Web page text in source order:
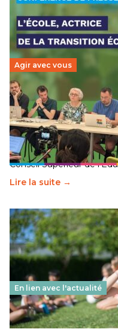
Agir avec vous
Transition écologique
Éducation fait
30 juin 2026-National
Pendant plusieurs mois,
travaillé sur la transition
Conseil Supérieur de
Lire la suite →
En lien avec l'actualité
Les décisions